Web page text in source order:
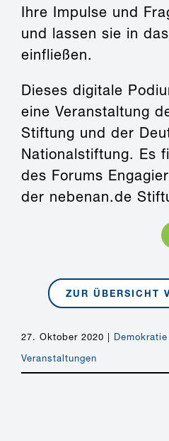
Ihre Impulse und
und lassen sie in
einfließen.
Dieses digitale
eine Veranstaltung
Stiftung und der
Nationalstiftung. Es
des Forums
der nebenan.de
ZUR ÜBERSICHT
27. Oktober 2020 |
Veranstaltungen